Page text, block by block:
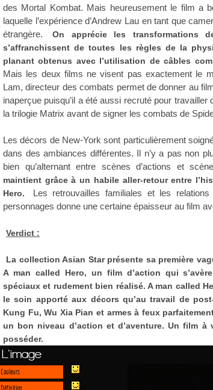
des Mortal Kombat. Mais heureusement le film a
laquelle l’expérience d’Andrew Lau en tant que
étrangère.
On apprécie les transformations
s’affranchissent de toutes les règles de la
planant obtenus avec l’utilisation de câbles
Mais les deux films ne visent pas exactement le
Lam, directeur des combats permet de donner au
inaperçue puisqu’il a été aussi recruté pour travailler
la trilogie Matrix avant de signer les combats de
Les décors de New-York sont particulièrement
dans des ambiances différentes. Il n’y a pas non
bien qu’alternant entre scènes d’actions et
maintient grâce à un habile aller-retour entre
Hero.
Les retrouvailles familiales et les
personnages donne une certaine épaisseur au film
Verdict :
La collection Asian Star présente sa première
A man called Hero, un film d’action qui
spéciaux et rudement bien réalisé. A man called
le soin apporté aux décors qu’au travail de
Kung Fu, Wu Xia Pian et armes à feux
un bon niveau d’action et d’aventure. Un film
posséder.
L'image
Couleurs
Définition